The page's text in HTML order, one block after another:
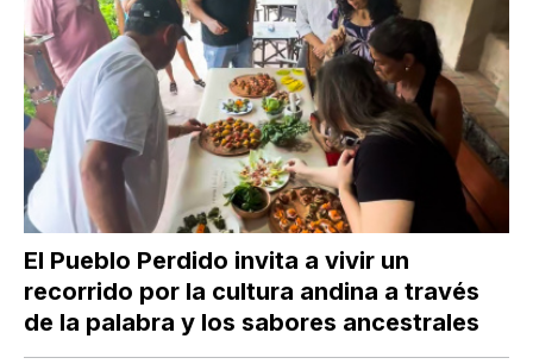
El Pueblo Perdido invita a vivir un
recorrido por la cultura andina a través
de la palabra y los sabores ancestrales